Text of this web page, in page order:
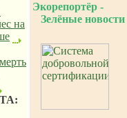
на
Экорепортёр -
Зелёные новости